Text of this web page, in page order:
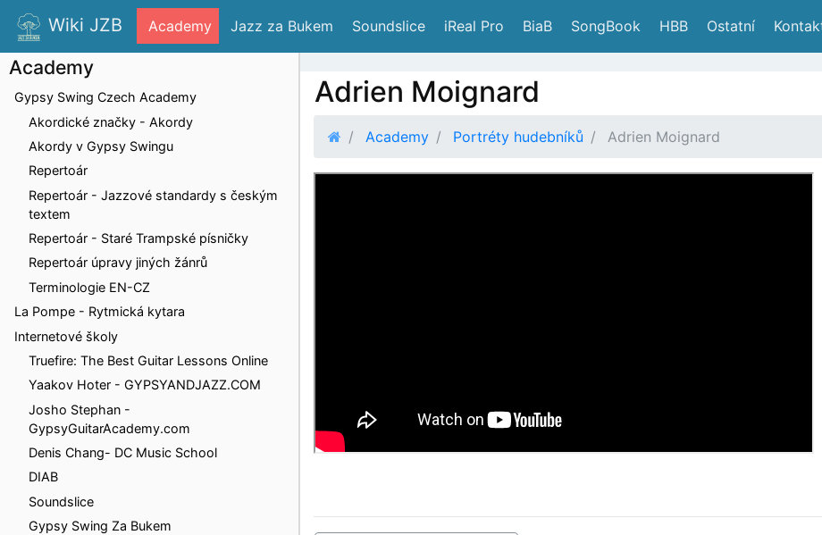
Wiki JZB Academy Jazz za Bukem Soundslice iReal Pro BiaB SongBook HBB Ostatní
Academy
Gypsy Swing Czech Academy
Akordické značky - Akordy
Akordy v Gypsy Swingu
Repertoár
Repertoár - Jazzové standardy s českým
textem
Repertoár - Staré Trampské písničky
Repertoár úpravy jiných žánrů
Terminologie EN-CZ
La Pompe - Rytmická kytara
Internetové školy
Truefire: The Best Guitar Lessons Online
Yaakov Hoter - GYPSYANDJAZZ.COM
Josho Stephan -
GypsyGuitarAcademy.com
Denis Chang- DC Music School
DIAB
Soundslice
Gypsy Swing Za Bukem
Adrien Moignard
Academy Portréty hudebníků Adrien Moignard